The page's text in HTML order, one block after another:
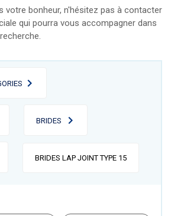
votre bonheur, n'hésitez pas à contacter
qui pourra vous accompagner dans
BRIDES
BRIDES LAP JOINT TYPE 15